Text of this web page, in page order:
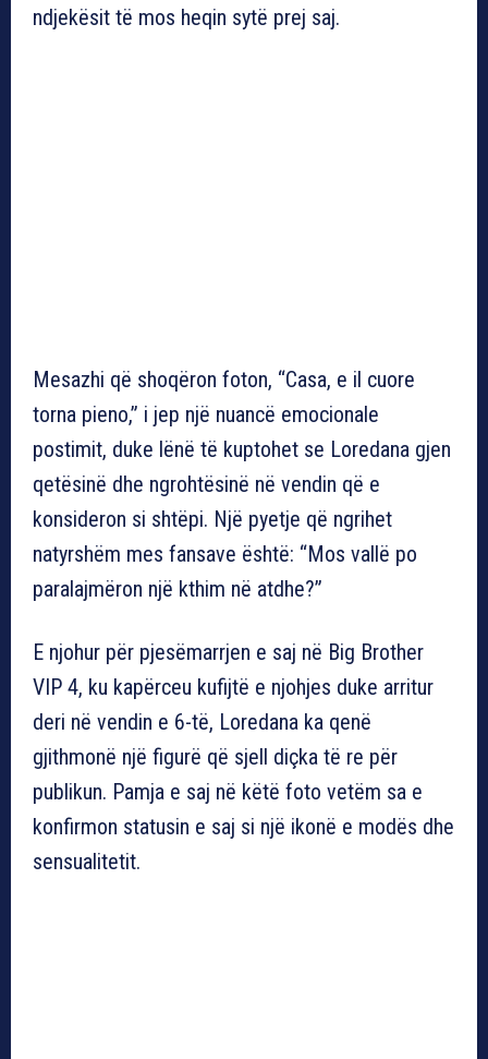
ndjekësit të mos heqin sytë prej saj.
Mesazhi që shoqëron foton, “Casa, e il cuore
torna pieno,” i jep një nuancë emocionale
postimit, duke lënë të kuptohet se Loredana gjen
qetësinë dhe ngrohtësinë në vendin që e
konsideron si shtëpi. Një pyetje që ngrihet
natyrshëm mes fansave është: “Mos vallë po
paralajmëron një kthim në atdhe?”
E njohur për pjesëmarrjen e saj në Big Brother
VIP 4, ku kapërceu kufijtë e njohjes duke arritur
deri në vendin e 6-të, Loredana ka qenë
gjithmonë një figurë që sjell diçka të re për
publikun. Pamja e saj në këtë foto vetëm sa e
konfirmon statusin e saj si një ikonë e modës dhe
sensualitetit.